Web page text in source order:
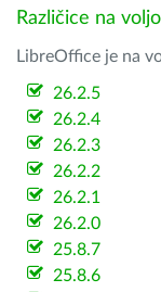
Različice na voljo
LibreOffice je na
26.2.5
26.2.4
26.2.3
26.2.2
26.2.1
26.2.0
25.8.7
25.8.6